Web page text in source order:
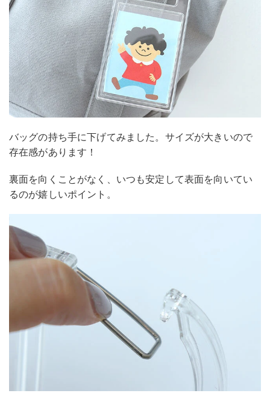
バッグの持ち手に下げてみました。サイズが大きいので
存在感があります！
裏面を向くことがなく、いつも安定して表面を向いてい
るのが嬉しいポイント。